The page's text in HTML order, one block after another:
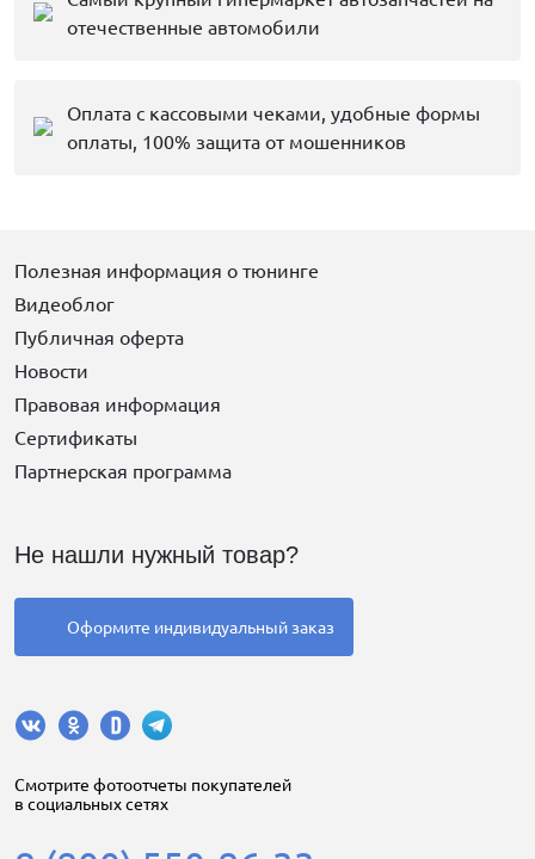
отечественные автомобили
Оплата с кассовыми чеками, удобные формы
оплаты, 100% защита от мошенников
Полезная информация о тюнинге
Видеоблог
Публичная оферта
Новости
Правовая информация
Сертификаты
Партнерская программа
Не нашли нужный товар?
Оформите индивидуальный заказ
Cмотрите фотоотчеты покупателей
в социальных сетях